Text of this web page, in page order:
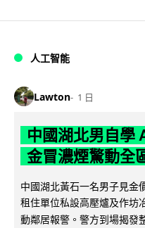
人工智能
Lawton 1 日
中國湖北男自學
金冒濃煙驚動全
中國湖北黃石一名男子見金
租住單位私設高壓爐及作坊
動鄰居報警。警方到場揭發